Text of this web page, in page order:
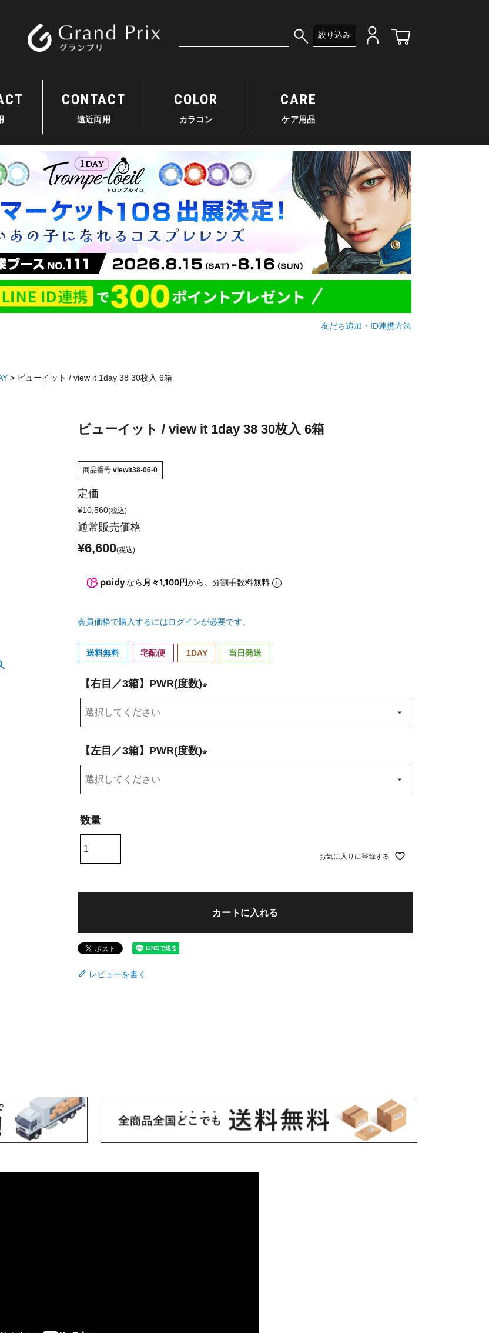
絞り込み
CONTACT
遠近両用
COLOR
カラコン
CARE
ケア用品
友だち追加・ID連携方法
ビューイット / view it 1day 38 30枚入 6箱
ビューイット / view it 1day 38 30枚入 6箱
商品番号 viewit38-06-0
定価
¥10,560
通常販売価格
¥6,600
なら 月々1,100円から。分割手数料無料
会員価格で購入するにはログインが必要です。
送料無料 宅配便 1DAY 当日発送
【右目／3箱】PWR(度数)
必
)
【左目／3箱】PWR(度数)
必
お気に入りに登録する
カートに入れる
レビューを書く